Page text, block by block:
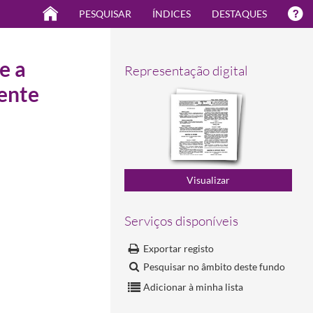
PESQUISAR ÍNDICES DESTAQUES
Representação digital
Serviços disponíveis
Exportar registo
Pesquisar no âmbito deste fundo
Adicionar à minha lista
a